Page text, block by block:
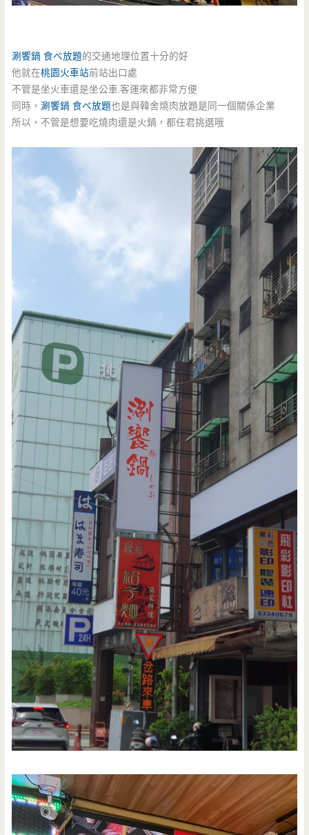
涮饗鍋 食べ放題的交通地理位置十分的好
他就在桃園火車站前站出口處
不管是坐火車還是坐公車.客運來都非常方便
同時，涮饗鍋 食べ放題也是與韓舍燒肉放題是同一個關係企業
所以，不管是想要吃燒肉還是火鍋，都任君挑選哦